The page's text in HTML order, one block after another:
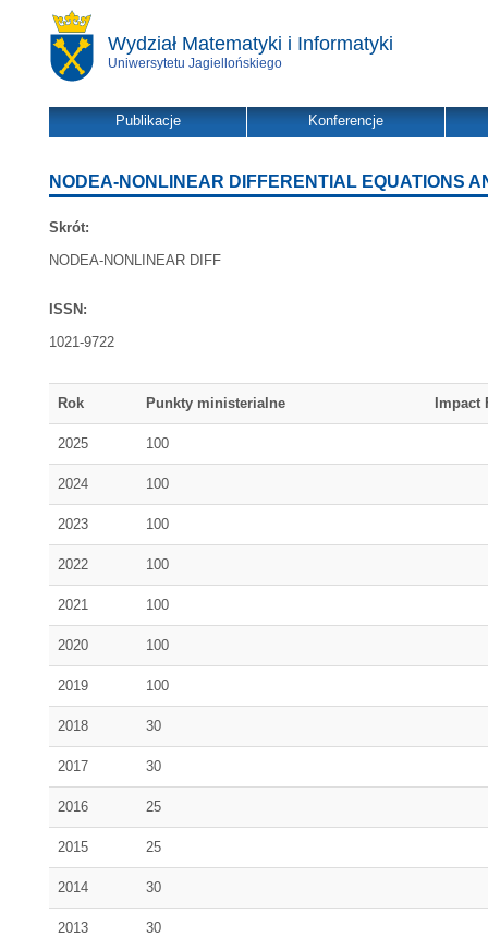
Wydział Matematyki i Informatyki
Uniwersytetu Jagiellońskiego
Publikacje Konferencje
NODEA-NONLINEAR DIFFERENTIAL EQUATIONS
Skrót:
NODEA-NONLINEAR DIFF
ISSN:
1021-9722
Rok Punkty ministerialne Impact
2025 100
2024 100
2023 100
2022 100
2021 100
2020 100
2019 100
2018 30
2017 30
2016 25
2015 25
2014 30
2013 30